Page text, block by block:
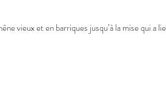
vieux et en barriques jusqu’à la mise qui a